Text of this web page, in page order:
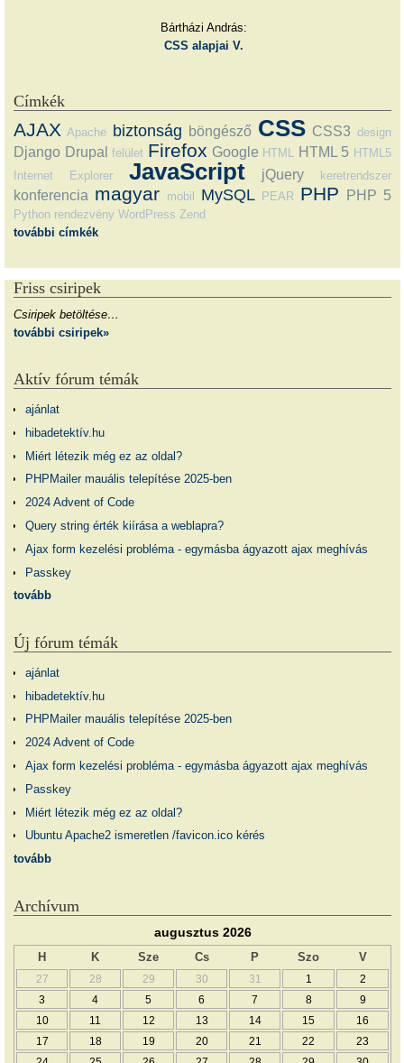
Bártházi András:
CSS alapjai V.
Címkék
AJAX Apache biztonság böngésző CSS CSS3 design
Django Drupal felület Firefox Google HTML HTML 5 HTML5
Internet Explorer
JavaScript jQuery keretrendszer
konferencia magyar mobil MySQL PEAR PHP PHP 5
Python rendezvény WordPress Zend
további címkék
Friss csiripek
Csiripek betöltése…
további csiripek»
Aktív fórum témák
ajánlat
hibadetektív.hu
Miért létezik még ez az oldal?
PHPMailer mauális telepítése 2025-ben
2024 Advent of Code
Query string érték kiírása a weblapra?
Ajax form kezelési probléma - egymásba ágyazott ajax meghívás
Passkey
tovább
Új fórum témák
ajánlat
hibadetektív.hu
PHPMailer mauális telepítése 2025-ben
2024 Advent of Code
Ajax form kezelési probléma - egymásba ágyazott ajax meghívás
Passkey
Miért létezik még ez az oldal?
Ubuntu Apache2 ismeretlen /favicon.ico kérés
tovább
Archívum
augusztus 2026
H K Sze Cs P Szo V
27 28 29 30 31 1
2
3
4 5 6 7 8
9
10
11 12 13 14 15
16
17
18 19 20 21 22
23